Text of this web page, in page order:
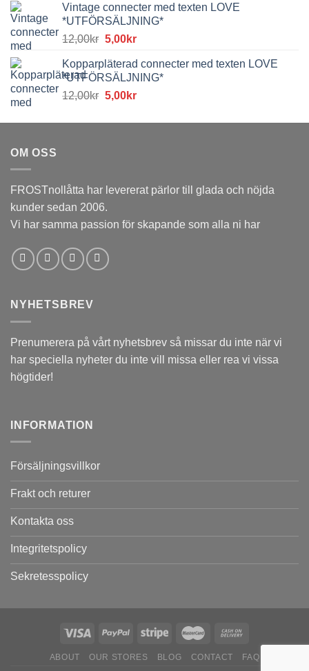
var:
8,00kr.
är:
4,00kr.
Vintage connecter med texten LOVE
*UTFÖRSÄLJNING*
12,00kr Det
priset
var:
12,00kr.
5,00krDet
priset
är:
5,00kr.
Kopparpläterad connecter med texten LOVE
*UTFÖRSÄLJNING*
12,00kr Det
priset
5,00krDet
priset
OM OSS
FROSTnollåtta har levererat pärlor till glada och nöjda
kunder sedan 2006.
Vi har samma passion för skapande som alla ni har
NYHETSBREV
Prenumerera på vårt nyhetsbrev så missar du inte när vi
har speciella nyheter du inte vill missa eller rea vi vissa
högtider!
INFORMATION
Försäljningsvillkor
Frakt och returer
Kontakta oss
Integritetspolicy
Sekretesspolicy
ABOUT OUR STORES BLOG CONTACT FAQ